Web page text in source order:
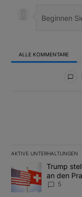
ALLE KOMMENTARE
AKTIVE UNTERHALTUNGEN
Das Folgende ist
Ein Trendartikel mit
Trump
an den
5